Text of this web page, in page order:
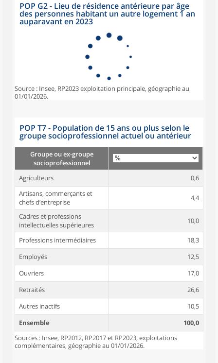
POP G2 - Lieu de résidence antérieure par âge
des personnes habitant un autre logement 1 an
auparavant en 2023
Source : Insee, RP2023 exploitation principale, géographie au
01/01/2026.
POP T7 - Population de 15 ans ou plus selon le
groupe socioprofessionnel actuel ou antérieur
Groupe ou ex-groupe
socioprofessionnel
Agriculteurs
0,6
Artisans, commerçants et
chefs d’entreprise
4,4
Cadres et professions
intellectuelles supérieures
10,0
Professions intermédiaires
18,3
Employés
12,5
Ouvriers
17,0
Retraités
26,6
Autres inactifs
10,5
Ensemble
100,0
Sources : Insee, RP2012, RP2017 et RP2023, exploitations
complémentaires, géographie au 01/01/2026.